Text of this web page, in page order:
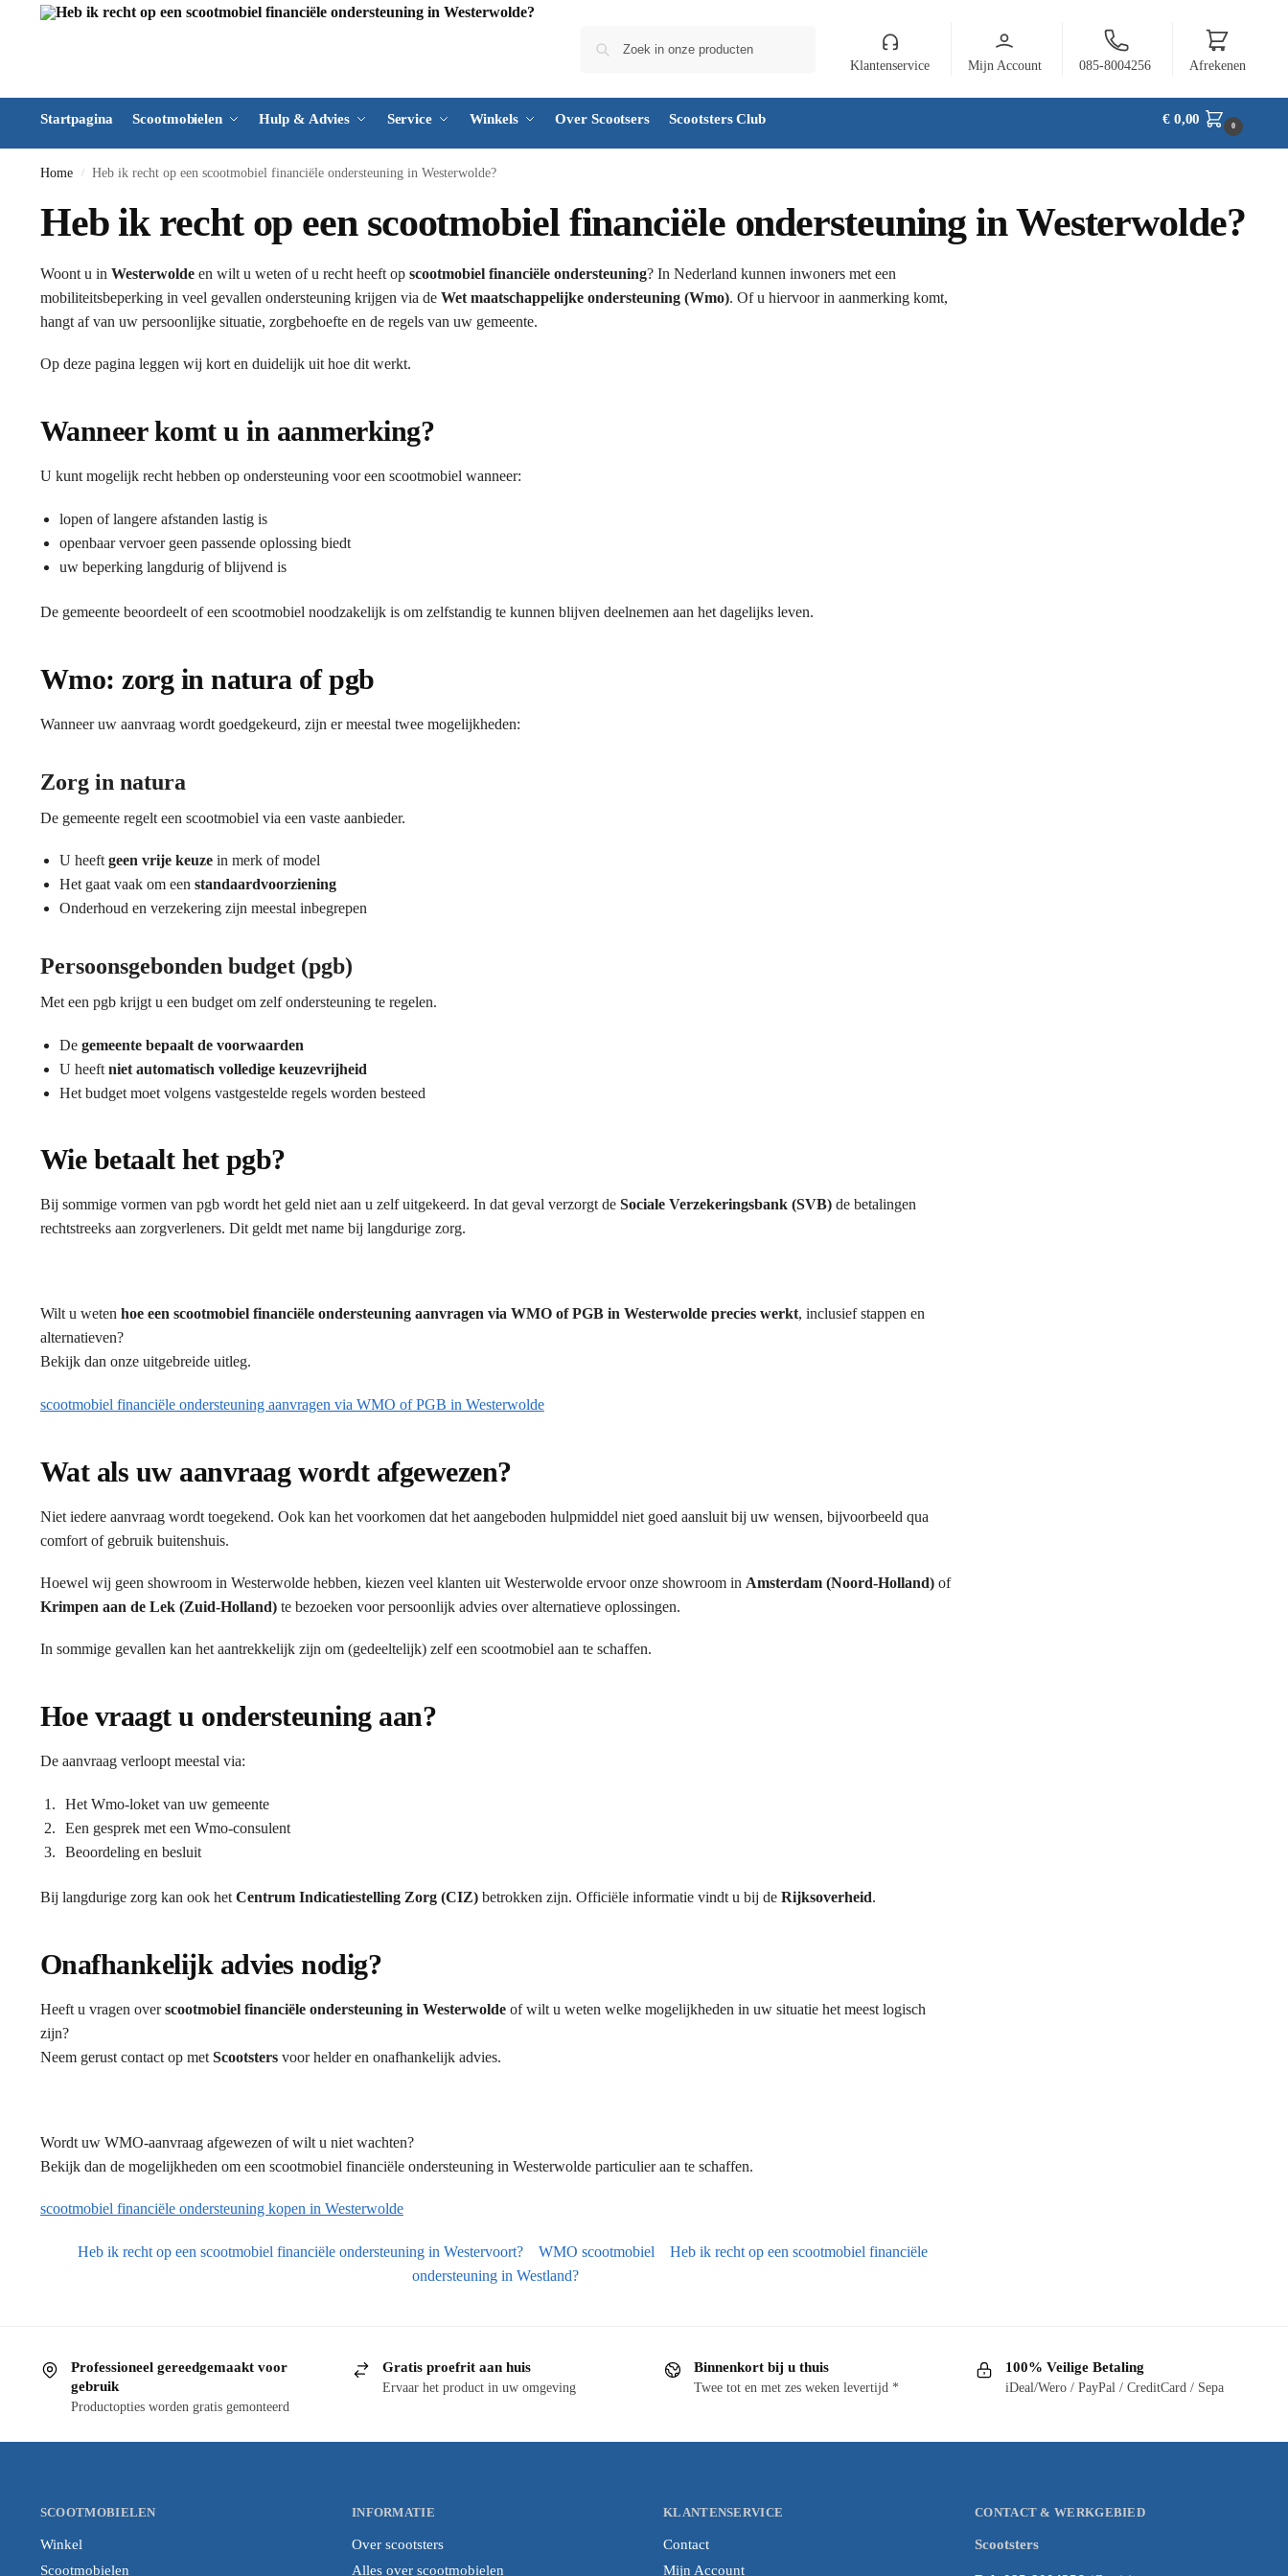
Klantenservice Mijn Account 085-8004256 Afrekenen
Startpagina Scootmobielen Hulp & Advies Service Winkels Over Scootsers Scootsters Club €0,00 0
Home / Heb ik recht op een scootmobiel financiële ondersteuning in Westerwolde?
Heb ik recht op een scootmobiel financiële ondersteuning in Westerwolde?
Woont u in Westerwoldeen wilt u weten of u recht heeft op scootmobiel financiële ondersteuning? In Nederland kunnen inwoners met een
mobiliteitsbeperking in veel gevallen ondersteuning krijgen via de Wet maatschappelijke ondersteuning (Wmo). Of u hiervoor in aanmerking komt,
hangt af van uw persoonlijke situatie, zorgbehoefte en de regels van uw gemeente.
Op deze pagina leggen wij kort en duidelijk uit hoe dit werkt.
Wanneer komt u in aanmerking?
U kunt mogelijk recht hebben op ondersteuning voor een scootmobiel wanneer:
lopen of langere afstanden lastig is
openbaar vervoer geen passende oplossing biedt
uw beperking langdurig of blijvend is
De gemeente beoordeelt of een scootmobiel noodzakelijk is om zelfstandig te kunnen blijven deelnemen aan het dagelijks leven.
Wmo: zorg in natura of pgb
Wanneer uw aanvraag wordt goedgekeurd, zijn er meestal twee mogelijkheden:
Zorg in natura
De gemeente regelt een scootmobiel via een vaste aanbieder.
U heeft geen vrije keuzein merk of model
Het gaat vaak om een standaardvoorziening
Onderhoud en verzekering zijn meestal inbegrepen
Persoonsgebonden budget (pgb)
Met een pgb krijgt u een budget om zelf ondersteuning te regelen.
De gemeente bepaalt de voorwaarden
U heeft niet automatisch volledige keuzevrijheid
Het budget moet volgens vastgestelde regels worden besteed
Wie betaalt het pgb?
Bij sommige vormen van pgb wordt het geld niet aan u zelf uitgekeerd. In dat geval verzorgt de Sociale Verzekeringsbank (SVB)de betalingen
rechtstreeks aan zorgverleners. Dit geldt met name bij langdurige zorg.
Wilt u weten hoe een scootmobiel financiële ondersteuning aanvragen via WMO of PGB in Westerwolde precies werkt, inclusief stappen en
alternatieven?
Bekijk dan onze uitgebreide uitleg.
scootmobiel financiële ondersteuning aanvragen via WMO of PGB in Westerwolde
Wat als uw aanvraag wordt afgewezen?
Niet iedere aanvraag wordt toegekend. Ook kan het voorkomen dat het aangeboden hulpmiddel niet goed aansluit bij uw wensen, bijvoorbeeld qua
comfort of gebruik buitenshuis.
Hoewel wij geen showroom in Westerwolde hebben, kiezen veel klanten uit Westerwolde ervoor onze showroom in Amsterdam (Noord-Holland)of
Krimpen aan de Lek (Zuid-Holland)te bezoeken voor persoonlijk advies over alternatieve oplossingen.
In sommige gevallen kan het aantrekkelijk zijn om (gedeeltelijk) zelf een scootmobiel aan te schaffen.
Hoe vraagt u ondersteuning aan?
De aanvraag verloopt meestal via:
Het Wmo-loket van uw gemeente
Een gesprek met een Wmo-consulent
Beoordeling en besluit
Bij langdurige zorg kan ook het Centrum Indicatiestelling Zorg (CIZ)betrokken zijn. Officiële informatie vindt u bij de Rijksoverheid.
Onafhankelijk advies nodig?
Heeft u vragen overscootmobiel financiële ondersteuning in Westerwoldeof wilt u weten welke mogelijkheden in uw situatie het meest logisch
zijn?
Neem gerust contact op met Scootstersvoor helder en onafhankelijk advies.
Wordt uw WMO-aanvraag afgewezen of wilt u niet wachten?
Bekijk dan de mogelijkheden om een scootmobiel financiële ondersteuning in Westerwolde particulier aan te schaffen.
scootmobiel financiële ondersteuning kopen in Westerwolde
Heb ik recht op een scootmobiel financiële ondersteuning in Westervoort? WMO scootmobiel
Heb ik recht op een scootmobiel financiële
ondersteuning in Westland?
Professioneel gereedgemaakt voor
gebruik
Productopties worden gratis gemonteerd
Gratis proefrit aan huis
Ervaar het product in uw omgeving
Binnenkort bij u thuis
Twee tot en met zes weken levertijd *
100% Veilige Betaling
iDeal/Wero / PayPal / CreditCard / Sepa
SCOOTMOBIELEN
Winkel
Scootmobielen
INFORMATIE
Over scootsters
Alles over scootmobielen
KLANTENSERVICE
Contact
Mijn Account
CONTACT & WERKGEBIED
Scootsters